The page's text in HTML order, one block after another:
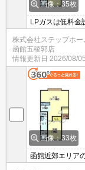
画像：35枚
LPガスは低料
Fiが無料で使い放
株式会社ステップホ
函館五稜郭店
情報更新日 2026/08/05
画像：33枚
函館近郊エリア
い。スマホやPC